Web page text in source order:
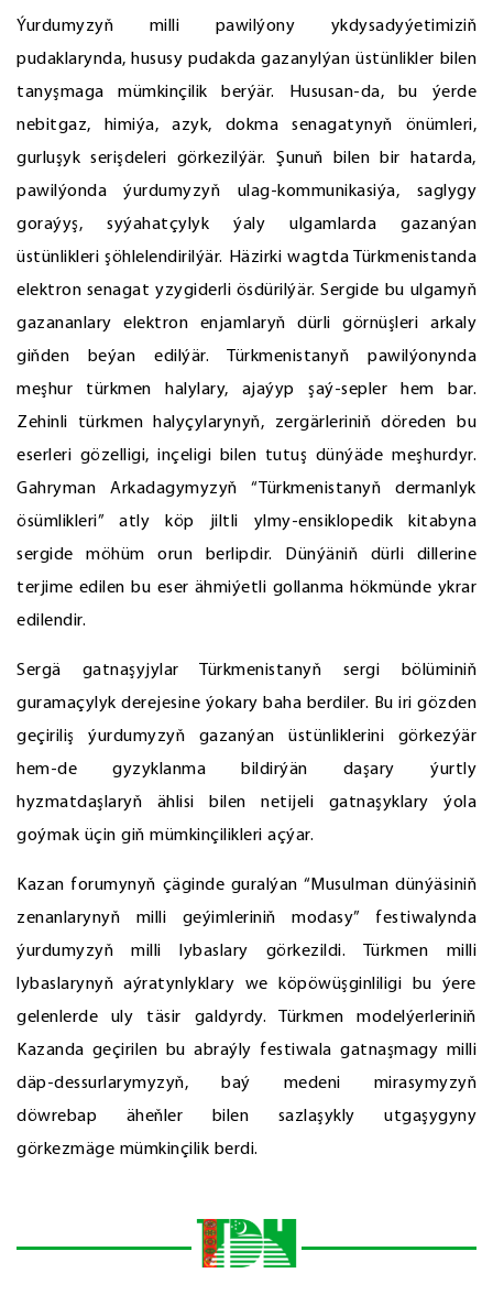
Ýurdumyzyň milli pawilýony ykdysadyýetimiziň
pudaklarynda, hususy pudakda gazanylýan üstünlikler bilen
tanyşmaga mümkinçilik berýär. Hususan-da, bu ýerde
nebitgaz, himiýa, azyk, dokma senagatynyň önümleri,
gurluşyk serişdeleri görkezilýär. Şunuň bilen bir hatarda,
pawilýonda ýurdumyzyň ulag-kommunikasiýa, saglygy
goraýyş, syýahatçylyk ýaly ulgamlarda gazanýan
üstünlikleri şöhlelendirilýär. Häzirki wagtda Türkmenistanda
elektron senagat yzygiderli ösdürilýär. Sergide bu ulgamyň
gazananlary elektron enjamlaryň dürli görnüşleri arkaly
giňden beýan edilýär. Türkmenistanyň pawilýonynda
meşhur türkmen halylary, ajaýyp şaý-sepler hem bar.
Zehinli türkmen halyçylarynyň, zergärleriniň döreden bu
eserleri gözelligi, inçeligi bilen tutuş dünýäde meşhurdyr.
Gahryman Arkadagymyzyň “Türkmenistanyň dermanlyk
ösümlikleri” atly köp jiltli ylmy-ensiklopedik kitabyna
sergide möhüm orun berlipdir. Dünýäniň dürli dillerine
terjime edilen bu eser ähmiýetli gollanma hökmünde ykrar
edilendir.
Sergä gatnaşyjylar Türkmenistanyň sergi bölüminiň
guramaçylyk derejesine ýokary baha berdiler. Bu iri gözden
geçiriliş ýurdumyzyň gazanýan üstünliklerini görkezýär
hem-de gyzyklanma bildirýän daşary ýurtly
hyzmatdaşlaryň ählisi bilen netijeli gatnaşyklary ýola
goýmak üçin giň mümkinçilikleri açýar.
Kazan forumynyň çäginde guralýan “Musulman dünýäsiniň
zenanlarynyň milli geýimleriniň modasy” festiwalynda
ýurdumyzyň milli lybaslary görkezildi. Türkmen milli
lybaslarynyň aýratynlyklary we köpöwüşginliligi bu ýere
gelenlerde uly täsir galdyrdy. Türkmen modelýerleriniň
Kazanda geçirilen bu abraýly festiwala gatnaşmagy milli
däp-dessurlarymyzyň, baý medeni mirasymyzyň
döwrebap äheňler bilen sazlaşykly utgaşygyny
görkezmäge mümkinçilik berdi.